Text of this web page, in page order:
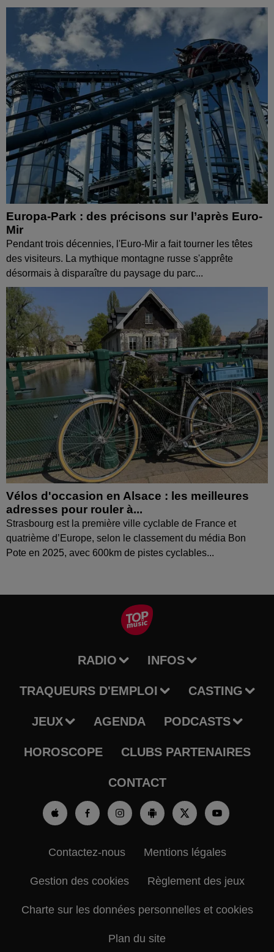
Europa-Park : des précisons sur l’après Euro-
Mir
Pendant trois décennies, l'Euro-Mir a fait tourner les têtes
des visiteurs. La mythique montagne russe s'apprête
désormais à disparaître du paysage du parc...
Vélos d'occasion en Alsace : les meilleures
adresses pour rouler à...
Strasbourg est la première ville cyclable de France et
quatrième d’Europe, selon le classement du média Bon
Pote en 2025, avec 600km de pistes cyclables...
RADIO INFOS
TRAQUEURS D'EMPLOI CASTING
JEUX AGENDA PODCASTS
HOROSCOPE CLUBS PARTENAIRES
CONTACT
Contactez-nous Mentions légales
Gestion des cookies Règlement des jeux
Charte sur les données personnelles et cookies
Plan du site